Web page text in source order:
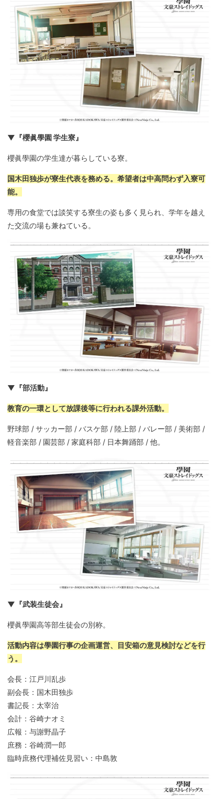
▼『櫻眞學園 学生寮』
櫻眞學園の学生達が暮らしている寮。
国木田独歩が寮生代表を務める。希望者は中高問わず入寮可
能。
専用の食堂では談笑する寮生の姿も多く見られ、学年を越え
た交流の場も兼ねている。
▼『部活動』
教育の一環として放課後等に行われる課外活動。
野球部 / サッカー部 / バスケ部 / 陸上部 / バレー部 / 美術部 /
軽音楽部 / 園芸部 / 家庭科部 / 日本舞踊部 / 他。
▼『武装生徒会』
櫻眞學園高等部生徒会の別称。
活動内容は學園行事の企画運営、目安箱の意見検討などを行
う。
会長：江戸川乱歩
副会長：国木田独歩
書記長：太宰治
会計：谷崎ナオミ
広報：与謝野晶子
庶務：谷崎潤一郎
臨時庶務代理補佐見習い：中島敦